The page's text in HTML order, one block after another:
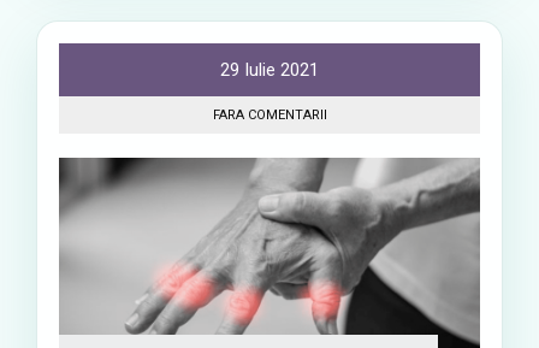
29 Iulie 2021
FARA COMENTARII